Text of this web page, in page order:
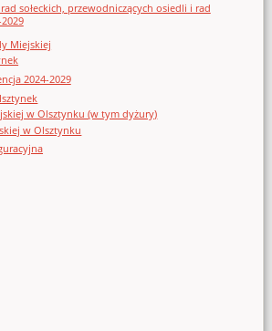
sołeckich, przewodniczących osiedli i rad
Miejskiej
2024-2029
w Olsztynku (w tym dyżury)
w Olsztynku